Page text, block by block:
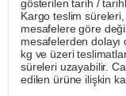
gösterilen tarih /
Kargo teslim
mesafelere göre
mesafelerden
kg ve üzeri
süreleri uzayabilir.
edilen ürüne ilişkin